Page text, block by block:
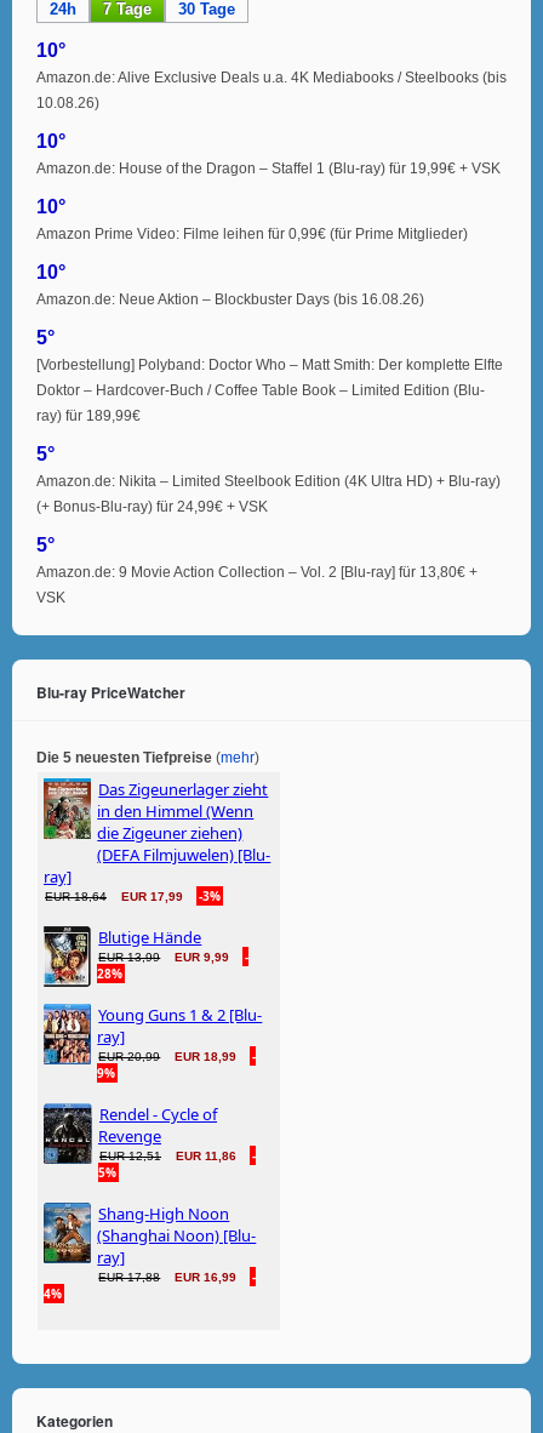
24h 7 Tage 30 Tage
10°
Amazon.de: Alive Exclusive Deals u.a. 4K Mediabooks / Steelbooks (bis
10.08.26)
10°
Amazon.de: House of the Dragon – Staffel 1 (Blu-ray) für 19,99€ + VSK
10°
Amazon Prime Video: Filme leihen für 0,99€ (für Prime Mitglieder)
10°
Amazon.de: Neue Aktion – Blockbuster Days (bis 16.08.26)
5°
[Vorbestellung] Polyband: Doctor Who – Matt Smith: Der komplette Elfte
Doktor – Hardcover-Buch / Coffee Table Book – Limited Edition (Blu-
ray) für 189,99€
5°
Amazon.de: Nikita – Limited Steelbook Edition (4K Ultra HD) + Blu-ray)
(+ Bonus-Blu-ray) für 24,99€ + VSK
5°
Amazon.de: 9 Movie Action Collection – Vol. 2 [Blu-ray] für 13,80€ +
VSK
Blu-ray PriceWatcher
Die 5 neuesten Tiefpreise (mehr)
Kategorien